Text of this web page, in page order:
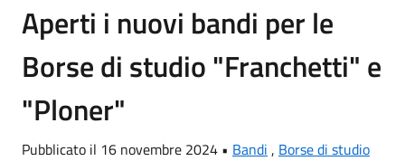
Aperti i nuovi bandi per le
Borse di studio "Franchetti" e
"Ploner"
Pubblicato il 16 novembre 2024 • Bandi , Borse di studio